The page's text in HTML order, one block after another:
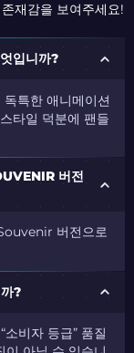
재감을 보여주세요!
입니까?
특한 애니메이션
타일 덕분에 팬들
버전
버전으로
?
비자 등급” 품질